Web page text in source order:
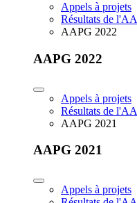
Appels à projets
Résultats de
AAPG 2022
AAPG 2022
Appels à projets
Résultats de
AAPG 2021
AAPG 2021
Appels à projets